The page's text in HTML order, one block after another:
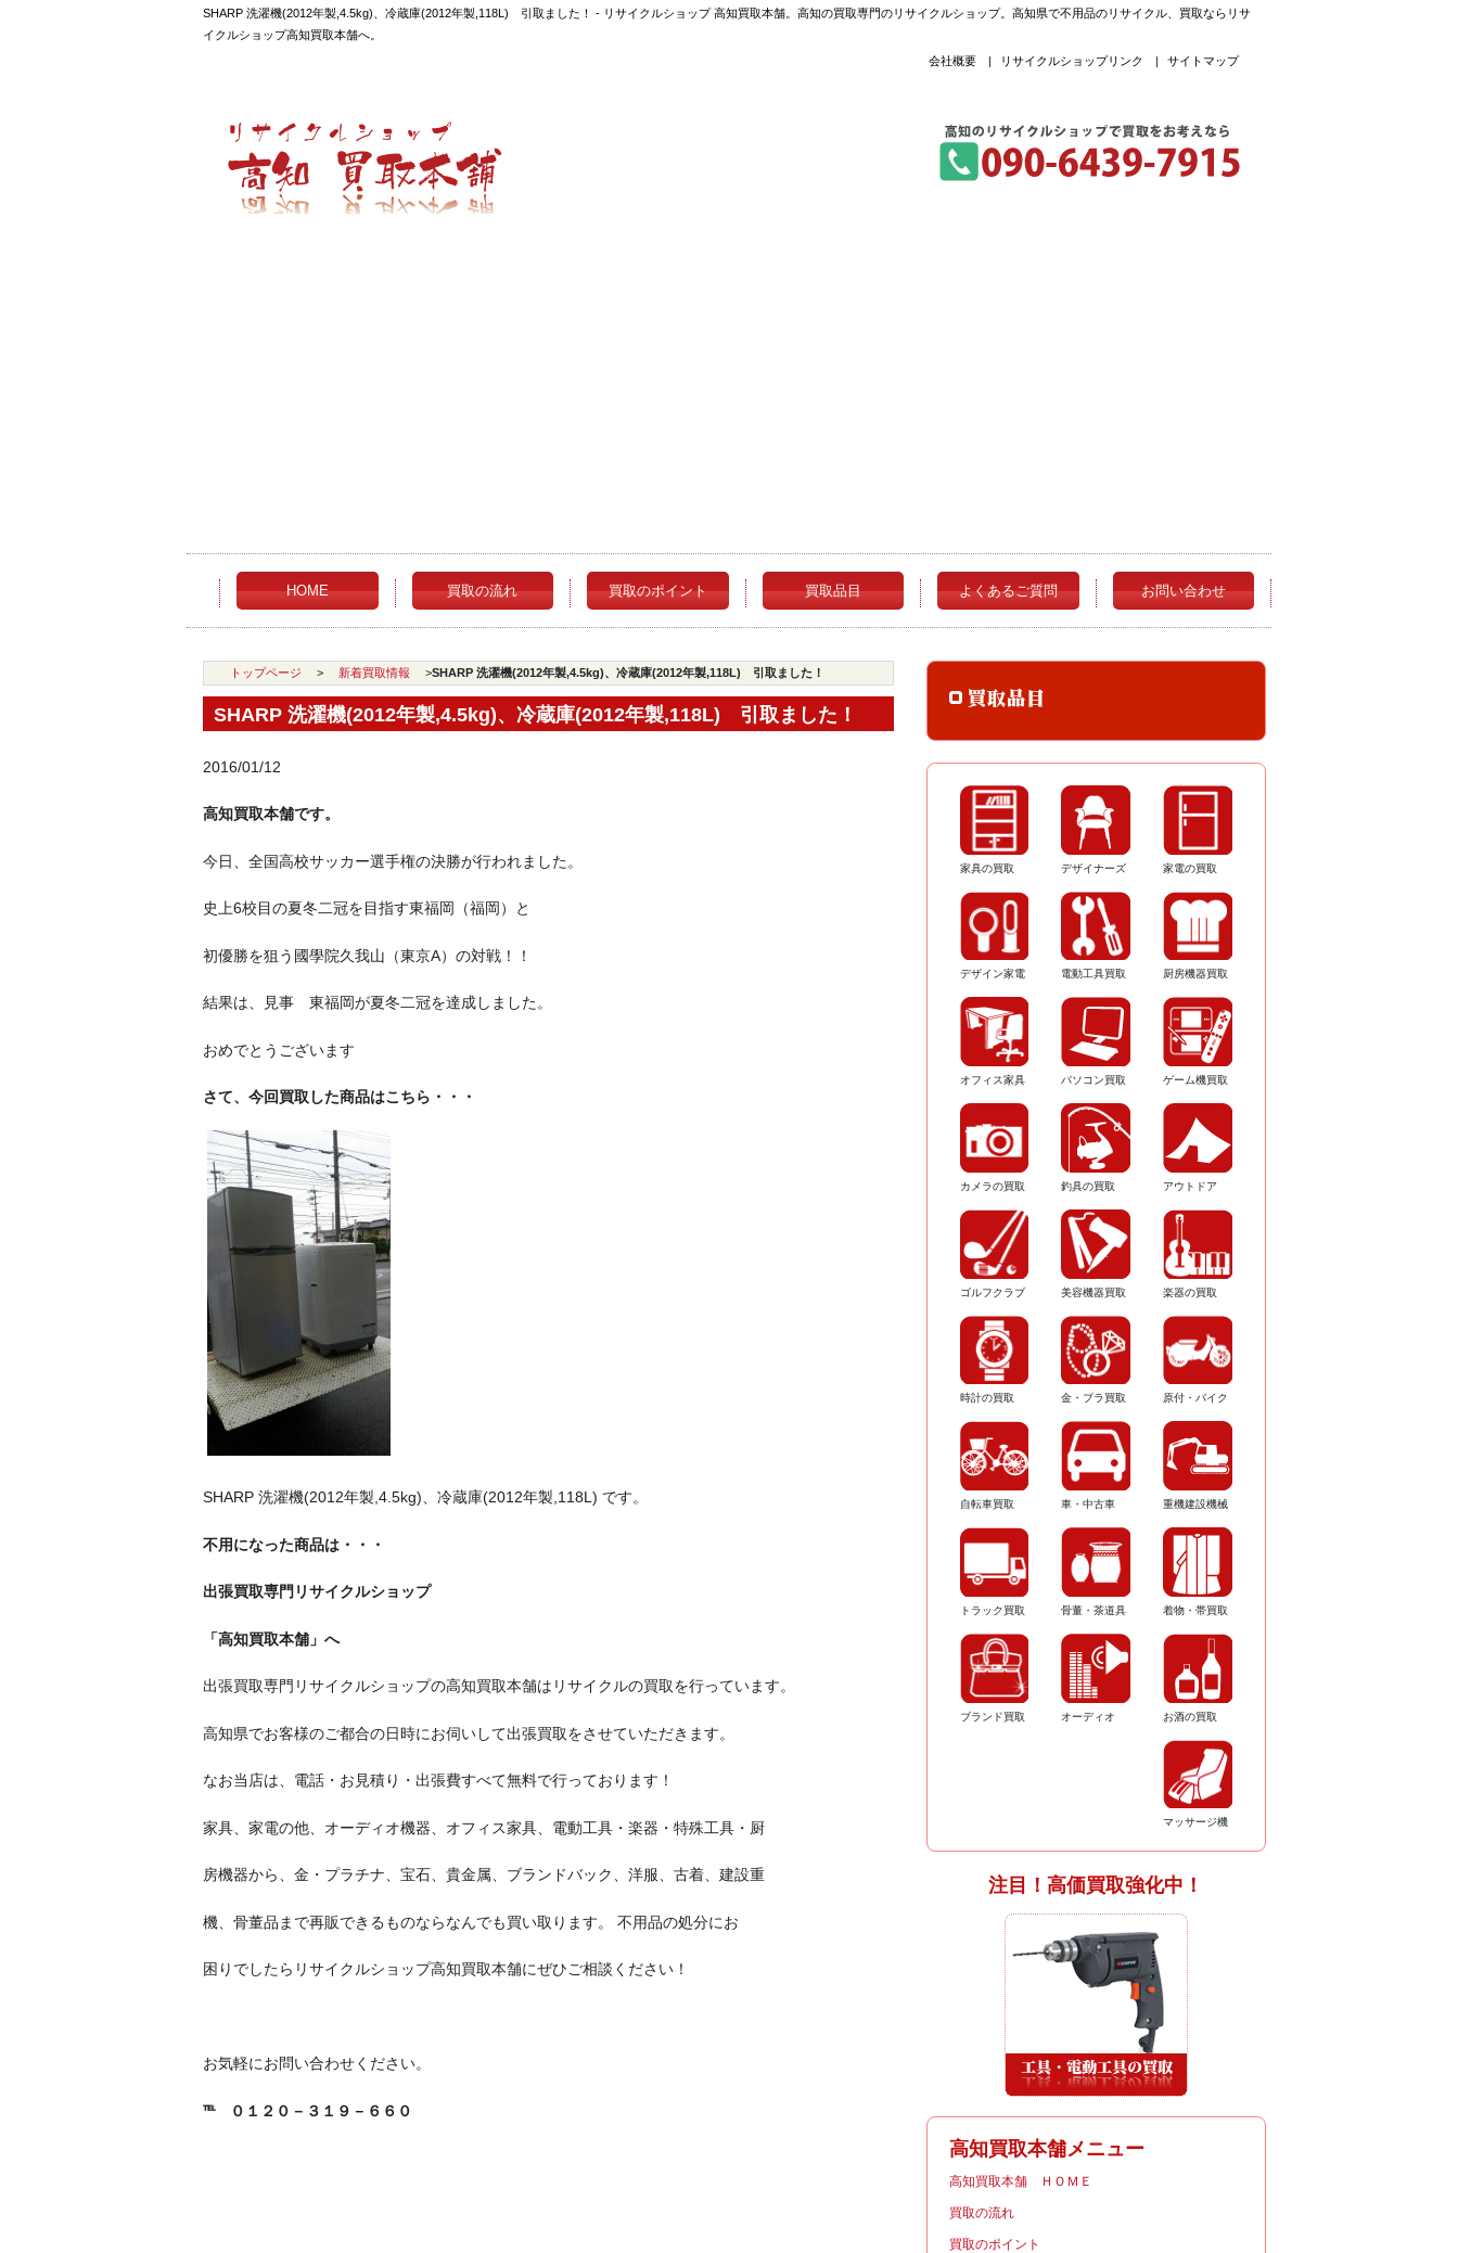
SHARP 洗濯機(2012年製,4.5kg)、冷蔵庫(2012年製,118L) 引取ました！ - リサイクルショップ 高知買取本舗。高知の買取専門のリサイクルショップ。高知県で不用品のリサイクル、買取ならリサ
イクルショップ高知買取本舗へ。
会社概要 | リサイクルショップリンク | サイトマップ
HOME 買取の流れ 買取のポイント 買取品目 よくあるご質問 お問い合わせ
トップページ > 新着買取情報 >SHARP 洗濯機(2012年製,4.5kg)、冷蔵庫(2012年製,118L) 引取ました！
SHARP 洗濯機(2012年製,4.5kg)、冷蔵庫(2012年製,118L) 引取ました！
2016/01/12
高知買取本舗です。
今日、全国高校サッカー選手権の決勝が行われました。
史上6校目の夏冬二冠を目指す東福岡（福岡）と
初優勝を狙う國學院久我山（東京A）の対戦！！
結果は、見事 東福岡が夏冬二冠を達成しました。
おめでとうございます
さて、今回買取した商品はこちら・・・
SHARP 洗濯機(2012年製,4.5kg)、冷蔵庫(2012年製,118L) です。
不用になった商品は・・・
出張買取専門リサイクルショップ
「高知買取本舗」へ
出張買取専門リサイクルショップの高知買取本舗はリサイクルの買取を行っています。
高知県でお客様のご都合の日時にお伺いして出張買取をさせていただきます。
なお当店は、電話・お見積り・出張費すべて無料で行っております！
家具、家電の他、オーディオ機器、オフィス家具、電動工具・楽器・特殊工具・厨
房機器から、金・プラチナ、宝石、貴金属、ブランドバック、洋服、古着、建設重
機、骨董品まで再販できるものならなんでも買い取ります。 不用品の処分にお
困りでしたらリサイクルショップ高知買取本舗にぜひご相談ください！
お気軽にお問い合わせください。
℡ ０１２０－３１９－６６０
家具の買取 デザイナーズ 家電の買取
デザイン家電 電動工具買取 厨房機器買取
オフィス家具 パソコン買取 ゲーム機買取
カメラの買取 釣具の買取 アウトドア
ゴルフクラブ 美容機器買取 楽器の買取
時計の買取 金・プラ買取 原付・バイク
自転車買取 車・中古車 重機建設機械
トラック買取 骨董・茶道具 着物・帯買取
ブランド買取 オーディオ お酒の買取
マッサージ機
注目！高価買取強化中！
高知買取本舗メニュー
高知買取本舗 ＨＯＭＥ
買取の流れ
買取のポイント